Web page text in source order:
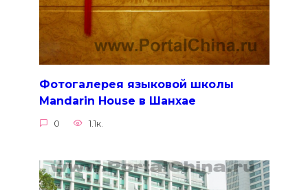
Фотогалерея языковой школы
Mandarin House в Шанхае
0 1.1к.